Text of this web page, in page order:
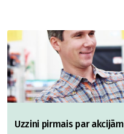
Uzzini pirmais par akcijām